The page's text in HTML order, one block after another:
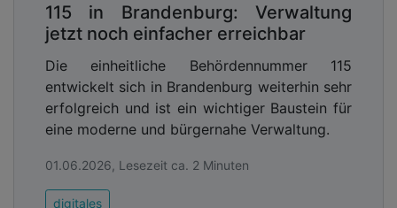
115 in Brandenburg: Verwaltung
jetzt noch einfacher erreichbar
Die einheitliche Behördennummer 115
entwickelt sich in Brandenburg weiterhin sehr
erfolgreich und ist ein wichtiger Baustein für
eine moderne und bürgernahe Verwaltung.
01.06.2026, Lesezeit ca. 2 Minuten
digitales